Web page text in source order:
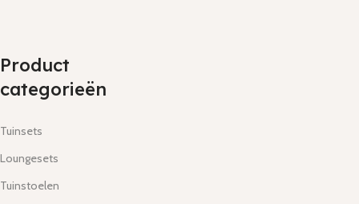
Product
categorieën
Tuinsets
Loungesets
Tuinstoelen